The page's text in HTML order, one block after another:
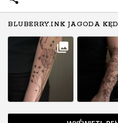
BLUBERRY.INK JAGODA